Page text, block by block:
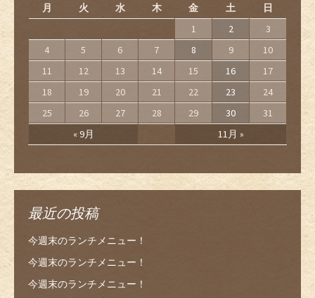
月
火 水 木 金 土 日
« 9月 11月 »
1 2
3
4
5 6 7 8 9
10
11
12 13 14 15 16
17
18
19 20 21 22 23
24
25
26 27 28 29 30 31
最近の投稿
今週末のランチメニュー！
今週末のランチメニュー！
今週末のランチメニュー！